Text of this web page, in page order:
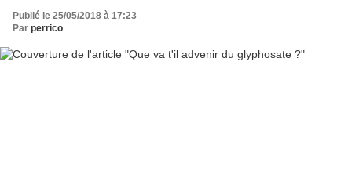
Publié le 25/05/2018 à 17:23
Par perrico